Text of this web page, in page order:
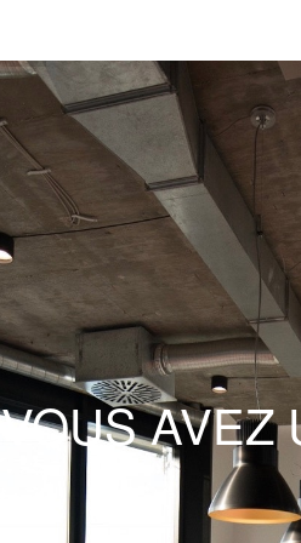
VOUS AVEZ